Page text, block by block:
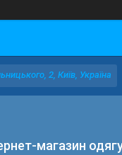
2, Київ, Україна
магазин